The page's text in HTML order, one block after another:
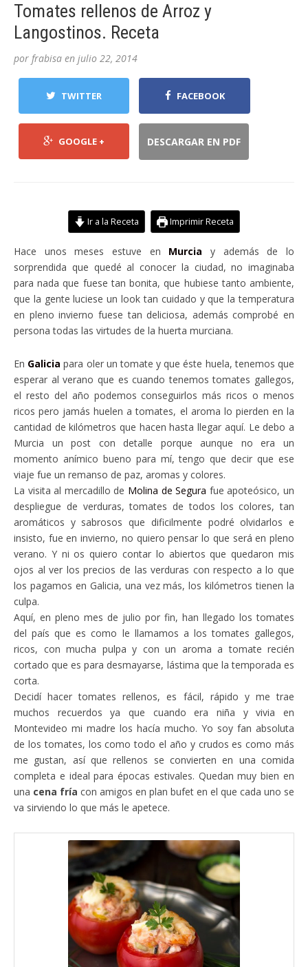
Tomates rellenos de Arroz y
Langostinos. Receta
por frabisa en julio 22, 2014
TWITTER FACEBOOK
GOOGLE + DESCARGAR EN PDF
Ir a la Receta Imprimir Receta
Hace unos meses estuve en Murcia y además de lo
sorprendida que quedé al conocer la ciudad, no imaginaba
para nada que fuese tan bonita, que hubiese tanto ambiente,
que la gente luciese un look tan cuidado y que la temperatura
en pleno invierno fuese tan deliciosa, además comprobé en
persona todas las virtudes de la huerta murciana.
En Galicia para oler un tomate y que éste huela, tenemos que
esperar al verano que es cuando tenemos tomates gallegos,
el resto del año podemos conseguirlos más ricos o menos
ricos pero jamás huelen a tomates, el aroma lo pierden en la
cantidad de kilómetros que hacen hasta llegar aquí. Le debo a
Murcia un post con detalle porque aunque no era un
momento anímico bueno para mí, tengo que decir que ese
viaje fue un remanso de paz, aromas y colores.
La visita al mercadillo de Molina de Segura fue apoteósico, un
despliegue de verduras, tomates de todos los colores, tan
aromáticos y sabrosos que dificilmente podré olvidarlos e
insisto, fue en invierno, no quiero pensar lo que será en pleno
verano. Y ni os quiero contar lo abiertos que quedaron mis
ojos al ver los precios de las verduras con respecto a lo que
los pagamos en Galicia, una vez más, los kilómetros tienen la
culpa.
Aquí, en pleno mes de julio por fin, han llegado los tomates
del país que es como le llamamos a los tomates gallegos,
ricos, con mucha pulpa y con un aroma a tomate recién
cortado que es para desmayarse, lástima que la temporada es
corta.
Decidí hacer tomates rellenos, es fácil, rápido y me trae
muchos recuerdos ya que cuando era niña y vivia en
Montevideo mi madre los hacía mucho. Yo soy fan absoluta
de los tomates, los como todo el año y crudos es como más
me gustan, así que rellenos se convierten en una comida
completa e ideal para épocas estivales. Quedan muy bien en
una cena fría con amigos en plan bufet en el que cada uno se
va sirviendo lo que más le apetece.